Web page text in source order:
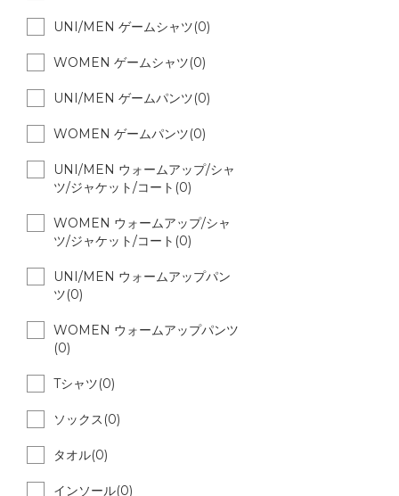
UNI/MEN ゲームシャツ(0)
WOMEN ゲームシャツ(0)
UNI/MEN ゲームパンツ(0)
WOMEN ゲームパンツ(0)
UNI/MEN ウォームアップ/シャ
ツ/ジャケット/コート(0)
WOMEN ウォームアップ/シャ
ツ/ジャケット/コート(0)
UNI/MEN ウォームアップパン
ツ(0)
WOMEN ウォームアップパンツ
(0)
Tシャツ(0)
ソックス(0)
タオル(0)
インソール(0)